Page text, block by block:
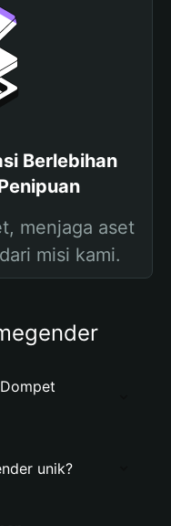
Berlebihan
menjaga aset
misi kami.
unik?